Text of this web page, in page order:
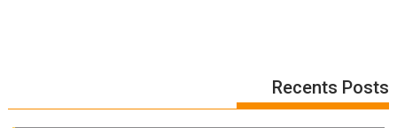
Recents Posts